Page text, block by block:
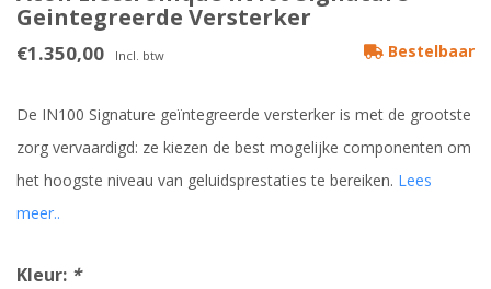
Geintegreerde Versterker
€1.350,00 Incl. btw Bestelbaar
De IN100 Signature geïntegreerde versterker is met de grootste
zorg vervaardigd: ze kiezen de best mogelijke componenten om
het hoogste niveau van geluidsprestaties te bereiken. Lees
meer..
Kleur: *